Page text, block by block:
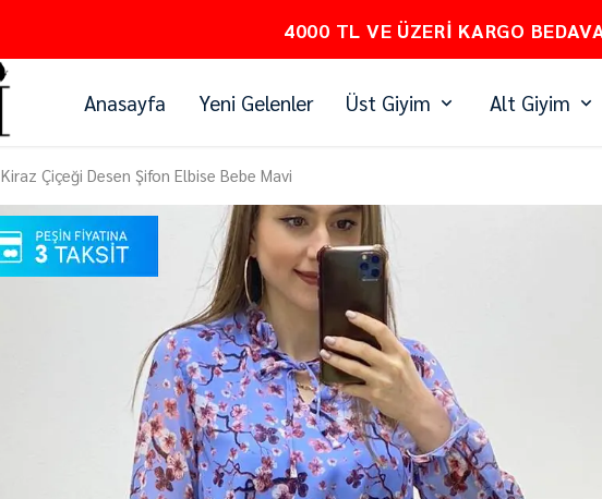
PEŞİN FİYATINA 3 TAKSİT
Anasayfa Yeni Gelenler Üst Giyim Alt Giyim
Kiraz Çiçeği Desen Şifon Elbise Bebe Mavi